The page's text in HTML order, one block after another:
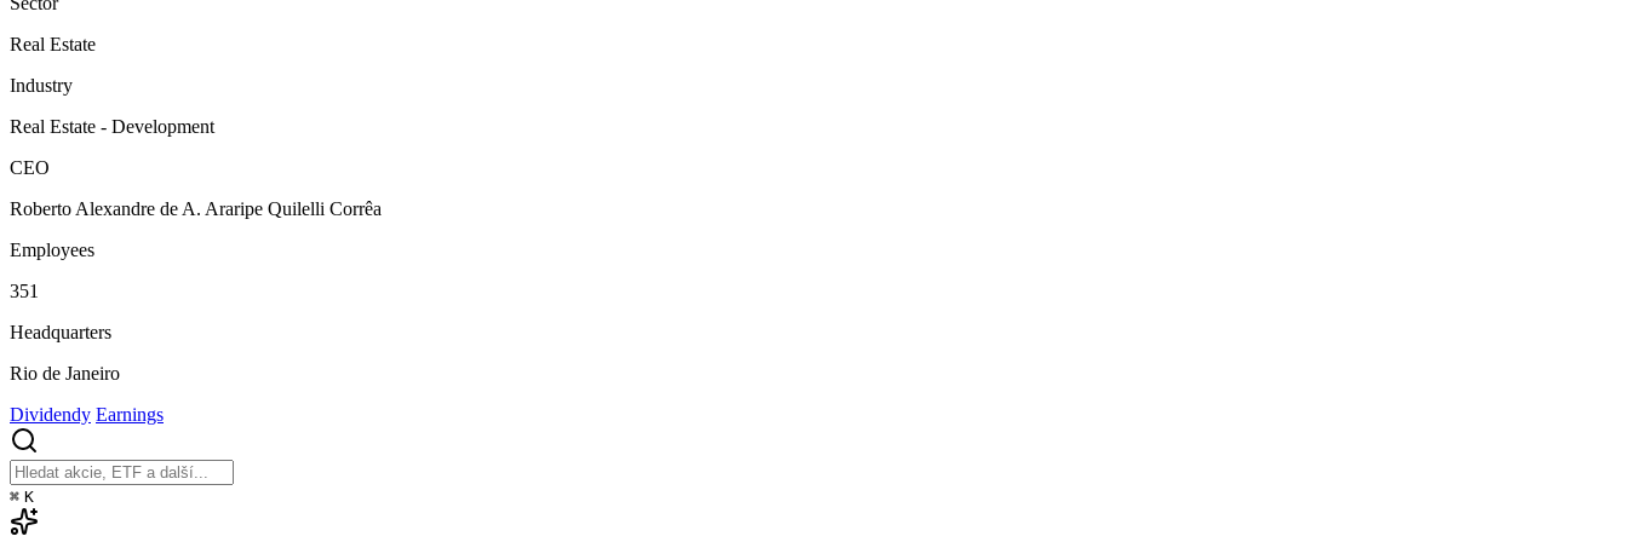
Real Estate
Industry
Real Estate - Development
CEO
Roberto Alexandre de A. Araripe Quilelli Corrêa
Employees
351
Headquarters
Rio de Janeiro
Dividendy Earnings
⌘ K